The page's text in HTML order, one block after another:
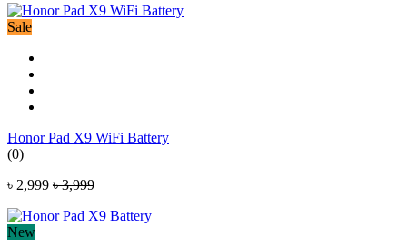
Sale
Honor Pad X9 WiFi Battery
(0)
৳ 2,999 ৳ 3,999
New